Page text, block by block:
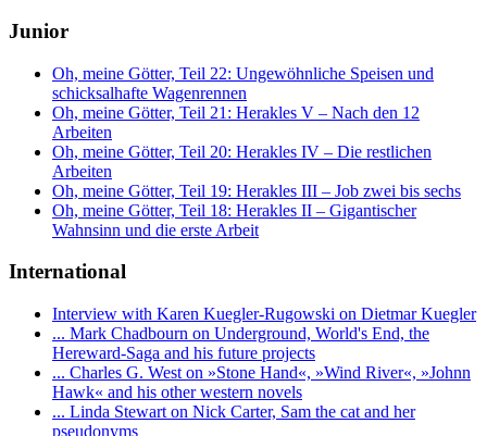
Junior
Oh, meine Götter, Teil 22: Ungewöhnliche Speisen und
schicksalhafte Wagenrennen
Oh, meine Götter, Teil 21: Herakles V – Nach den 12
Arbeiten
Oh, meine Götter, Teil 20: Herakles IV – Die restlichen
Arbeiten
Oh, meine Götter, Teil 19: Herakles III – Job zwei bis sechs
Oh, meine Götter, Teil 18: Herakles II – Gigantischer
Wahnsinn und die erste Arbeit
International
Interview with Karen Kuegler-Rugowski on Dietmar Kuegler
... Mark Chadbourn on Underground, World's End, the
Hereward-Saga and his future projects
... Charles G. West on »Stone Hand«, »Wind River«, »Johnn
Hawk« and his other western novels
... Linda Stewart on Nick Carter, Sam the cat and her
pseudonyms